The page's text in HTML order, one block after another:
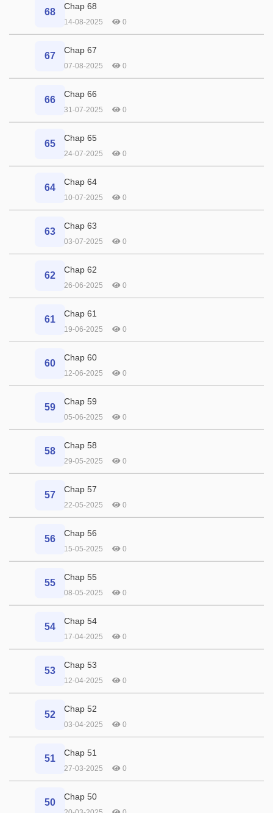
68
Chap 68
14-08-2025 0
67
Chap 67
07-08-2025 0
66
Chap 66
31-07-2025 0
65
Chap 65
24-07-2025 0
64
Chap 64
10-07-2025 0
63
Chap 63
03-07-2025 0
62
Chap 62
26-06-2025 0
61
Chap 61
19-06-2025 0
60
Chap 60
12-06-2025 0
59
Chap 59
05-06-2025 0
58
Chap 58
29-05-2025 0
57
Chap 57
22-05-2025 0
56
Chap 56
15-05-2025 0
55
Chap 55
08-05-2025 0
54
Chap 54
17-04-2025 0
53
Chap 53
12-04-2025 0
52
Chap 52
03-04-2025 0
51
Chap 51
27-03-2025 0
50
Chap 50